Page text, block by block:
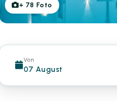
+ 78 Foto
Von
07 August